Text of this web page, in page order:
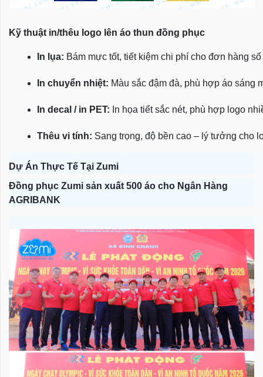
Kỹ thuật in/thêu logo lên áo thun đồng phục
In lụa: Bám mực tốt, tiết kiệm chi phí cho đơn hàng
In chuyển nhiệt: Màu sắc đậm đà, phù hợp áo sáng
In decal / in PET: In họa tiết sắc nét, phù hợp logo
Thêu vi tính: Sang trọng, độ bền cao – lý tưởng cho
Dự Án Thực Tế Tại Zumi
Đồng phục Zumi sản xuất 500 áo cho Ngân Hàng
AGRIBANK